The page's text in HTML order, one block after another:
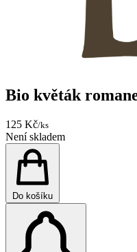
Bio květák
125 Kč/ks
Není skladem
Do košíku